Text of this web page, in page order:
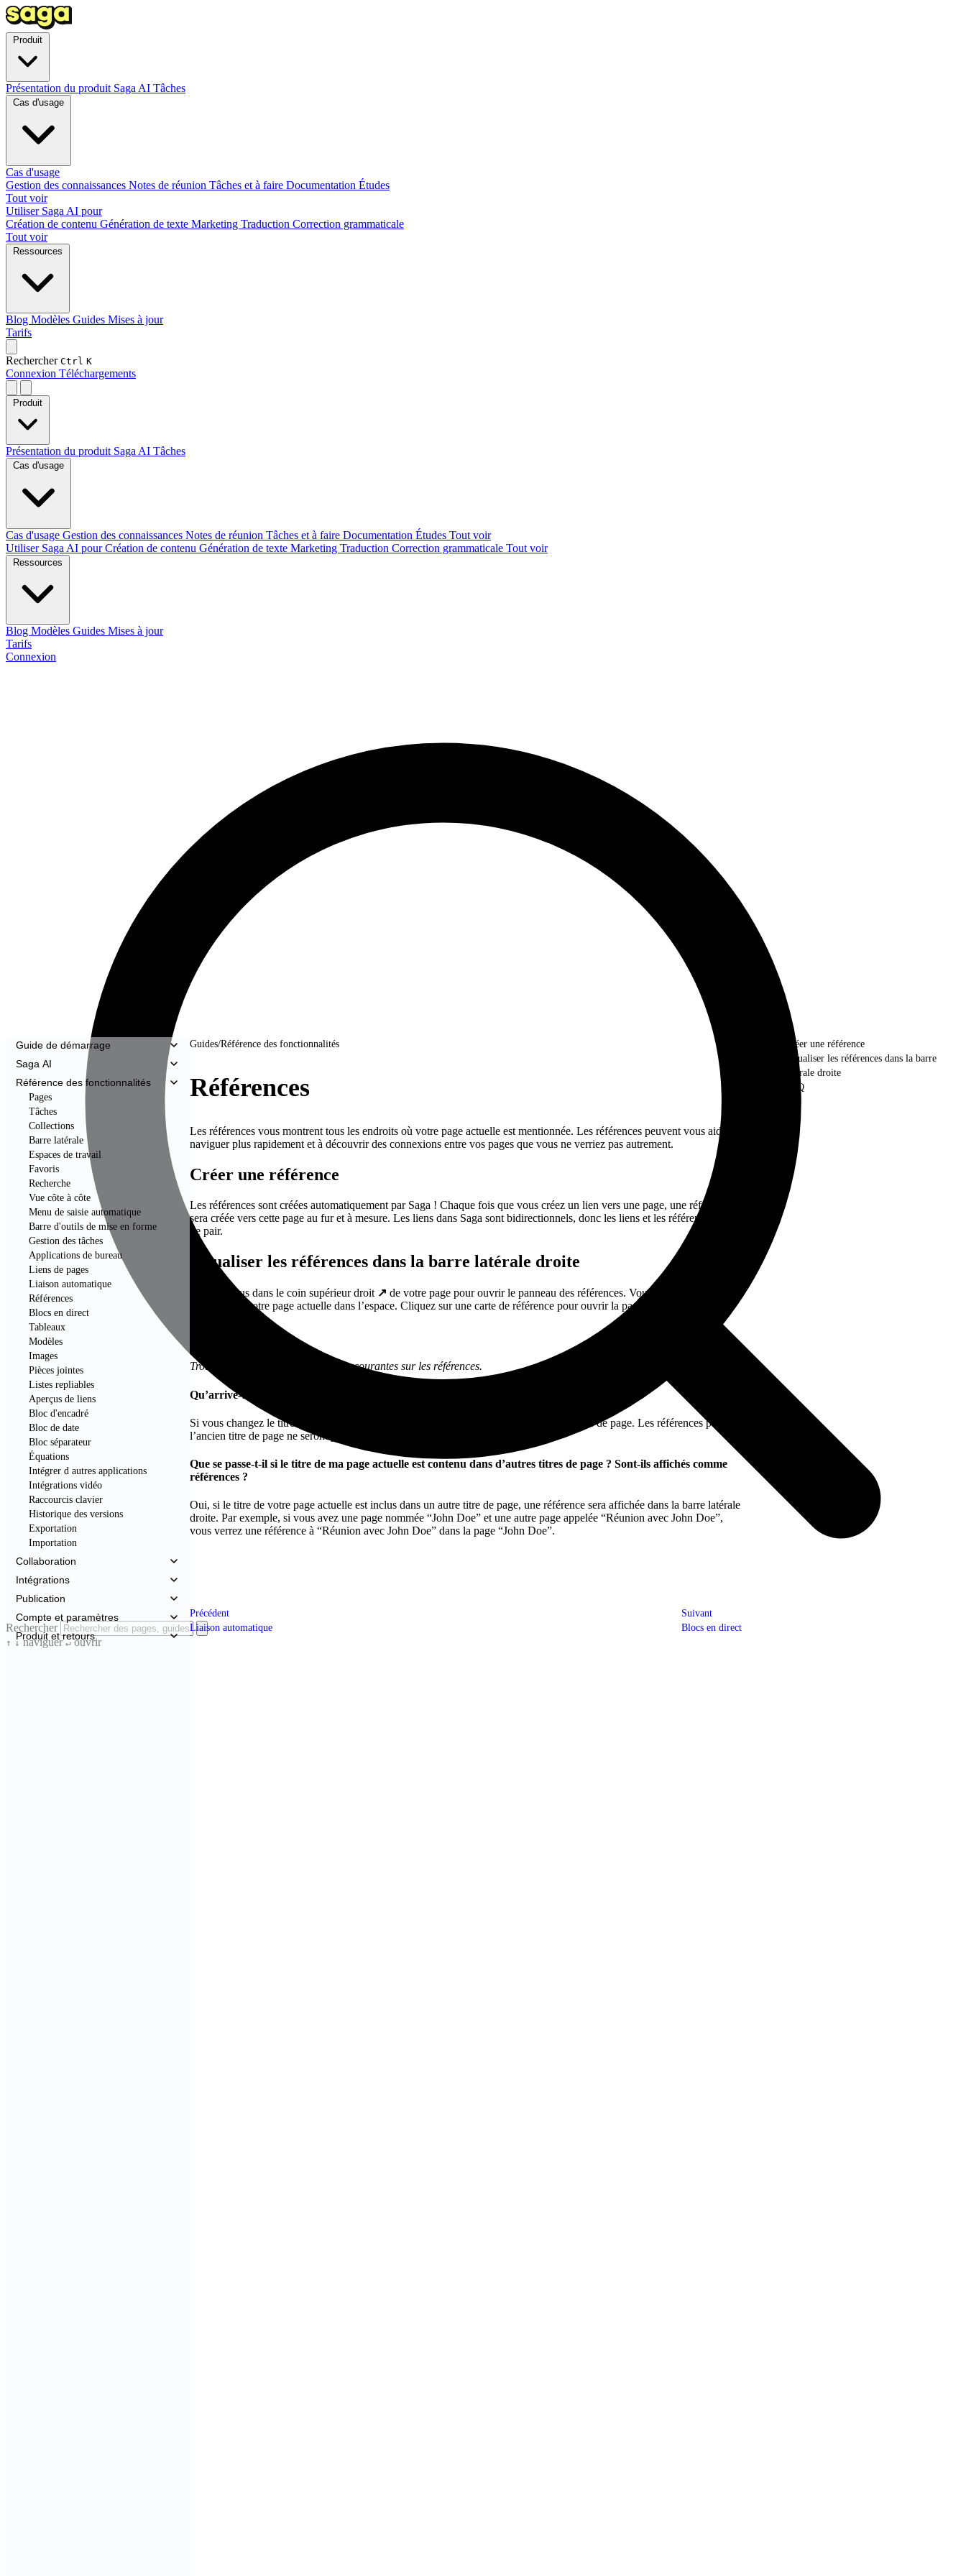
Présentation du produit Saga AI Tâches
Cas d'usage
Gestion des connaissances Notes de réunion Tâches et à faire Documentation Études
Tout voir
Utiliser Saga AI pour
Création de contenu Génération de texte Marketing Traduction Correction grammaticale
Tout voir
Blog Modèles Guides Mises à jour
Tarifs
Rechercher Ctrl K
Connexion Téléchargements
Présentation du produit Saga AI Tâches
Cas d'usage Gestion des connaissances Notes de réunion Tâches et à faire Documentation Études Tout voir
Utiliser Saga AI pourCréation de contenu Génération de texte Marketing Traduction Correction grammaticale Tout voir
Blog Modèles Guides Mises à jour
Tarifs
Connexion
Rechercher
↑ ↓ naviguer↵ouvrir
Guide de démarrage
Saga AI
Référence des fonctionnalités
Pages
Tâches
Collections
Barre latérale
Espaces de travail
Favoris
Recherche
Vue côte à côte
Menu de saisie automatique
Barre d'outils de mise en forme
Gestion des tâches
Applications de bureau
Liens de pages
Liaison automatique
Références
Blocs en direct
Tableaux
Modèles
Images
Pièces jointes
Listes repliables
Aperçus de liens
Bloc d'encadré
Bloc de date
Bloc séparateur
Équations
Intégrer d autres applications
Intégrations vidéo
Raccourcis clavier
Historique des versions
Exportation
Importation
Collaboration
Intégrations
Publication
Compte et paramètres
Produit et retours
Guides/Référence des fonctionnalités
Références
Les références vous montrent tous les endroits où votre page actuelle est mentionnée. Les références peuvent vous aider à
naviguer plus rapidement et à découvrir des connexions entre vos pages que vous ne verriez pas autrement.
Créer une référence
Les références sont créées automatiquement par Saga ! Chaque fois que vous créez un lien vers une page, une référence
sera créée vers cette page au fur et à mesure. Les liens dans Saga sont bidirectionnels, donc les liens et les références vont
de pair.
Visualiser les références dans la barre latérale droite
Rendez-vous dans le coin supérieur droit ↗️ de votre page pour ouvrir le panneau des références. Vous verrez une liste de
références à votre page actuelle dans l’espace. Cliquez sur une carte de référence pour ouvrir la page référencée.
Trouvez des réponses aux questions courantes sur les références.
Qu’arrive-t-il aux références si je change le titre d’une page ?
Si vous changez le titre d’une page, les références seront recalculées pour le nouveau titre de page. Les références pour
l’ancien titre de page ne seront pas affichées.
Que se passe-t-il si le titre de ma page actuelle est contenu dans d’autres titres de page ? Sont-ils affichés comme
références ?
Oui, si le titre de votre page actuelle est inclus dans un autre titre de page, une référence sera affichée dans la barre latérale
droite. Par exemple, si vous avez une page nommée “John Doe” et une autre page appelée “Réunion avec John Doe”,
vous verrez une référence à “Réunion avec John Doe” dans la page “John Doe”.
Précédent
Liaison automatique
Suivant
Blocs en direct
Créer une référence
Visualiser les références dans la barre
latérale droite
FAQ